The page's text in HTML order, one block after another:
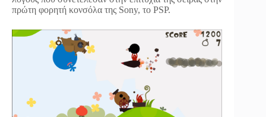
πρώτη φορητή κονσόλα της Sony, το PSP.